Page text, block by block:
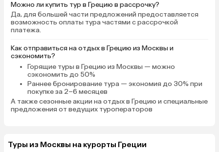
Можно ли купить тур в Грецию в рассрочку?
Да, для большей части предложений предоставляется
возможность оплаты тура частями с рассрочкой
платежа.
Как отправиться на отдых в Грецию из Москвы и
сэкономить?
Горящие туры в Грецию из Москвы — можно
сэкономить до 50%
Раннее бронирование тура — экономия до 30% при
покупке за 2–6 месяцев
А такжесезонные акции на отдых в Грецию и специальные
предложения от ведущих туроператоров
Туры из Москвы на курорты Греции